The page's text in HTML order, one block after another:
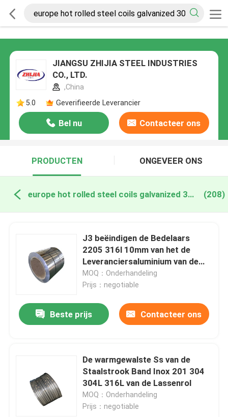
JIANGSU ZHIJIA STEEL INDUSTRIES
CO., LTD.
,China
5.0
Geverifieerde Leverancier
Bel nu Contacteer ons
PRODUCTEN ONGEVEER ONS
europe hot rolled steel coils galvanized 304 online fabricage (208)
J3 beëindigen de Bedelaars
2205 316l 10mm van het de
Leveranciersaluminium van de
Roestvrij staalrol Blad van de het
Staalrol het Warmgewalste
MOQ：Onderhandeling
Prijs：negotiable
Beste prijs Contacteer ons
De warmgewalste Ss van de
Staalstrook Band Inox 201 304
304L 316L van de Lassenrol
MOQ：Onderhandeling
Prijs：negotiable